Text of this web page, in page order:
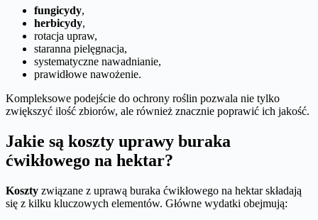
fungicydy,
herbicydy,
rotacja upraw,
staranna pielęgnacja,
systematyczne nawadnianie,
prawidłowe nawożenie.
Kompleksowe podejście do ochrony roślin pozwala nie tylko
zwiększyć ilość zbiorów, ale również znacznie poprawić ich jakość.
Jakie są koszty uprawy buraka
ćwikłowego na hektar?
Koszty związane z uprawą buraka ćwikłowego na hektar składają
się z kilku kluczowych elementów. Główne wydatki obejmują: